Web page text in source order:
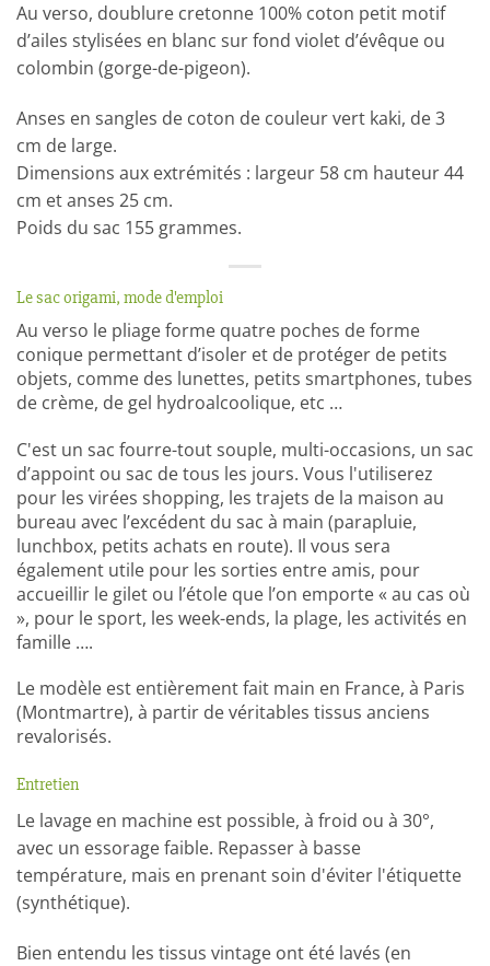
Au verso, doublure cretonne 100% coton petit motif
d’ailes stylisées en blanc sur fond violet d’évêque ou
colombin (gorge-de-pigeon).
Anses en sangles de coton de couleur vert kaki, de 3
cm de large.
Dimensions aux extrémités : largeur 58 cm hauteur 44
cm et anses 25 cm.
Poids du sac 155 grammes.
Le sac origami, mode d'emploi
Au verso le pliage forme quatre poches de forme
conique permettant d’isoler et de protéger de petits
objets, comme des lunettes, petits smartphones, tubes
de crème, de gel hydroalcoolique, etc …
C'est un sac fourre-tout souple, multi-occasions, un sac
d’appoint ou sac de tous les jours. Vous l'utiliserez
pour les virées shopping, les trajets de la maison au
bureau avec l’excédent du sac à main (parapluie,
lunchbox, petits achats en route). Il vous sera
également utile pour les sorties entre amis, pour
accueillir le gilet ou l’étole que l’on emporte « au cas où
», pour le sport, les week-ends, la plage, les activités en
famille ….
Le modèle est entièrement fait main en France, à Paris
(Montmartre), à partir de véritables tissus anciens
revalorisés.
Entretien
Le lavage en machine est possible, à froid ou à 30°,
avec un essorage faible. Repasser à basse
température, mais en prenant soin d'éviter l'étiquette
(synthétique).
Bien entendu les tissus vintage ont été lavés (en